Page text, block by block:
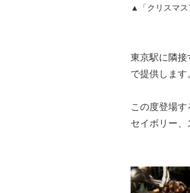
▲「クリスマス
東京駅に隣
で提供します。
この度登場
セイボリー